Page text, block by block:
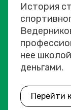
История
нее
деньгами.
Перейти